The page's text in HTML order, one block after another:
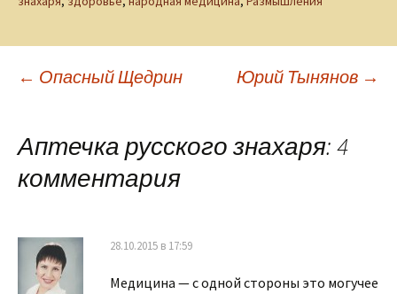
Навигация
по
записям
← Опасный Щедрин Юрий Тынянов →
Аптечка русского знахаря: 4
комментария
28.10.2015 в 17:59
Медицина — с одной стороны это могучее